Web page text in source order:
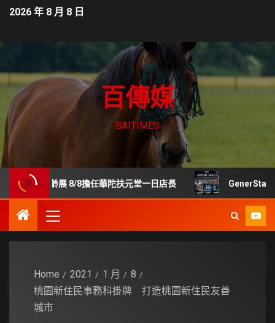
2026 年 8 月 8 日
百傳媒
BAITIMES
樂齡展 8/8擔任華陀扶元堂一日店長 GenerStand 擬推「
Home 2021 1 月
8
桃園新住民事務科掛牌 打造桃園新住民友善
城市